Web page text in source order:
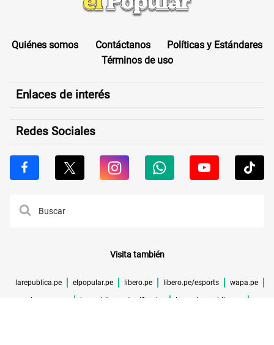
Quiénes somos Contáctanos
Políticas y Estándares
Términos de uso
Enlaces de interés
Redes Sociales
Visita también
larepublica.pe elpopular.pe libero.pe libero.pe/esports wapa.pe
buenazo.pe larepublica.pe/verificador lrmas.larepublica.pe